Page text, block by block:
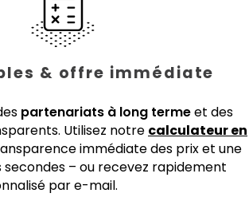
& offre immédiate
partenariats à long termeet des
Utilisez notre calculateur en
immédiate des prix et une
secondes – ou recevez rapidement
par e-mail.